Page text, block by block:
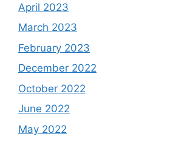
April 2023
March 2023
February 2023
December 2022
October 2022
June 2022
May 2022